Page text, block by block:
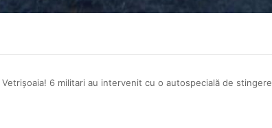
6 militari au intervenit cu o autospecială de stingere